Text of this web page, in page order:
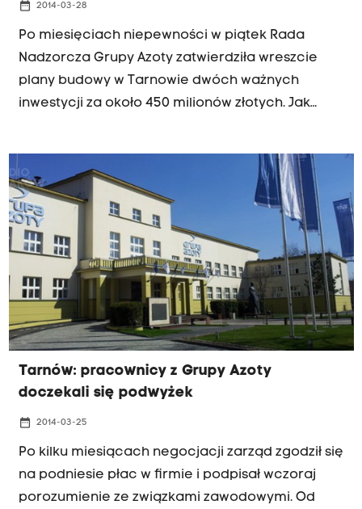
date_range 2014-03-28
Po miesięciach niepewności w piątek Rada
Nadzorcza Grupy Azoty zatwierdziła wreszcie
plany budowy w Tarnowie dwóch ważnych
inwestycji za około 450 milionów złotych. Jak
tarnowskich zakładów, które objął związany z
nimi od lat wiceprezes Grupy Azoty Witold
Szczypiński. Spółka oficjalnie poinformuje o tym
podczas wtorkowej konferencji prasowej.
Tarnów: pracownicy z Grupy Azoty
doczekali się podwyżek
date_range 2014-03-25
Po kilku miesiącach negocjacji zarząd zgodził się
na podniesie płac w firmie i podpisał wczoraj
porozumienie ze związkami zawodowymi. Od